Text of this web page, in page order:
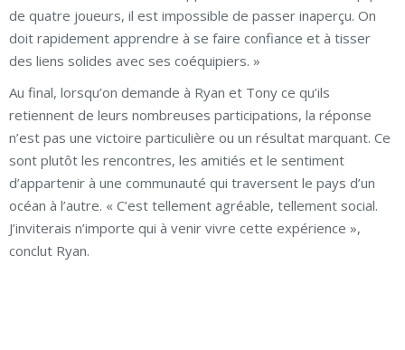
de quatre joueurs, il est impossible de passer inaperçu. On
doit rapidement apprendre à se faire confiance et à tisser
des liens solides avec ses coéquipiers. »
Au final, lorsqu’on demande à Ryan et Tony ce qu’ils
retiennent de leurs nombreuses participations, la réponse
n’est pas une victoire particulière ou un résultat marquant. Ce
sont plutôt les rencontres, les amitiés et le sentiment
d’appartenir à une communauté qui traversent le pays d’un
océan à l’autre. « C’est tellement agréable, tellement social.
J’inviterais n’importe qui à venir vivre cette expérience »,
conclut Ryan.